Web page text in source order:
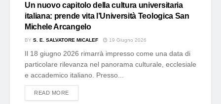
Un nuovo capitolo della cultura universitaria
italiana: prende vita l’Università Teologica San
Michele Arcangelo
BY S. E. SALVATORE MICALEF 19 Giugno 2026
Il 18 giugno 2026 rimarrà impresso come una data di
particolare rilevanza nel panorama culturale, ecclesiale
e accademico italiano. Presso...
READ MOREDETAILS